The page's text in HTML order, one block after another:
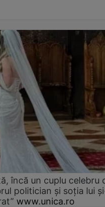
încă un cuplu celebru
politician și soția lui
www.unica.ro